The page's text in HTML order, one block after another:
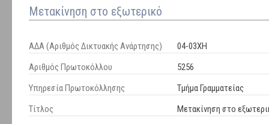
Μετακίνηση στο εξωτερικό
ΑΔΑ (Αριθμός Δικτυακής Ανάρτησης)
04-03ΧΗ
Αριθμός Πρωτοκόλλου
5256
Υπηρεσία Πρωτοκόλλησης
Τμήμα Γραμματείας
Τίτλος
Μετακίνηση στο